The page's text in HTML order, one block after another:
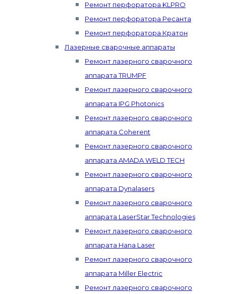
Ремонт перфоратора KLPRO
Ремонт перфоратора Ресанта
Ремонт перфоратора Кратон
Лазерные сварочные аппараты
Ремонт лазерного сварочного
аппарата TRUMPF
Ремонт лазерного сварочного
аппарата IPG Photonics
Ремонт лазерного сварочного
аппарата Coherent
Ремонт лазерного сварочного
аппарата AMADA WELD TECH
Ремонт лазерного сварочного
аппарата Dynalasers
Ремонт лазерного сварочного
аппарата LaserStar Technologies
Ремонт лазерного сварочного
аппарата Hana Laser
Ремонт лазерного сварочного
аппарата Miller Electric
Ремонт лазерного сварочного